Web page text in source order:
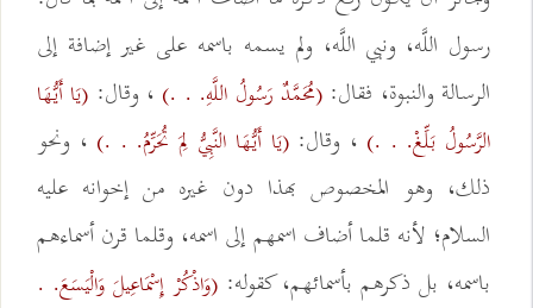
رسول اللَّه، ونبي اللَّه، ولم يسمه باسمه على غير إضافة إلى
الرسالة والنبوة، فقال:(مُحَمَّدٌ رَسُولُ اللَّهِ. . .) ، وقال: (يَا أَيُّهَا
الرَّسُولُ بَلِّغْ. . .) ، وقال:(يَا أَيُّهَا النَّبِيُّ لِمَ تُحَرِّمُ. . .) ، ونحو
ذلك، وهو المخصوص بهذا دون غيره من إخوانه عليه
السلام؛ لأنه قلما أضاف اسمهم إلى اسمه، وقلما قرن أسماءهم
باسمه، بل ذكرهم بأسمائهم، كقوله: (وَاذْكُرْ إِسْمَاعِيلَ وَالْيَسَعَ. .